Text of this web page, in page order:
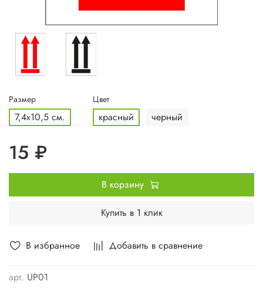
В избранное Добавить в сравнение
арт. UP01
Размер
7,4х10,5 см.
Цвет
красный черный
15 ₽
В корзину
Купить в 1 клик